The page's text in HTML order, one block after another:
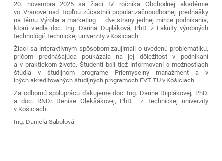
20. novembra 2025 sa žiaci IV. ročníka Obchodnej akadémie
vo Vranove nad Topľou zúčastnili popularizačnoodbornej prednášky
na tému Výroba a marketing – dve strany jednej mince podnikania,
ktorú viedla doc. Ing. Darina Dupláková, PhD. z Fakulty výrobných
technológií Technickej univerzity v Košiciach.
Žiaci sa interaktívnym spôsobom zaujímali o uvedenú problematiku,
pričom prednášajúca poukázala na jej dôležitosť v podnikaní
a v praktickom živote. Študenti boli tiež informovaní o možnostiach
štúdia v študijnom programe Priemyselný manažment a v
iných akreditovaných študijných programoch FVT TU v Košiciach.
Za odbornú spoluprácu ďakujeme doc. Ing. Darine Duplákovej, PhD.
a doc. RNDr. Denise Olekšákovej, PhD. z Technickej univerzity
v Košiciach.
Ing. Daniela Sabolová